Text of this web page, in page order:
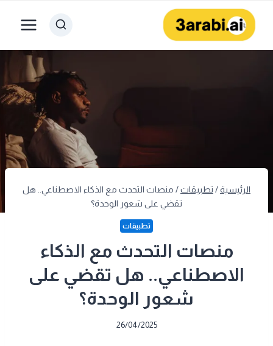
المحتوى
الرئيسية/ تطبيقات/ منصات التحدث مع الذكاء الاصطناعي.. هل
تقضي على شعور الوحدة؟
تطبيقات
منصات التحدث مع الذكاء
الاصطناعي.. هل تقضي على
شعور الوحدة؟
26/04/2025